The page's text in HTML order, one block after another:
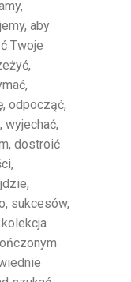
aby
Twoje
odpocząć,
wyjechać,
dostroić
sukcesów,